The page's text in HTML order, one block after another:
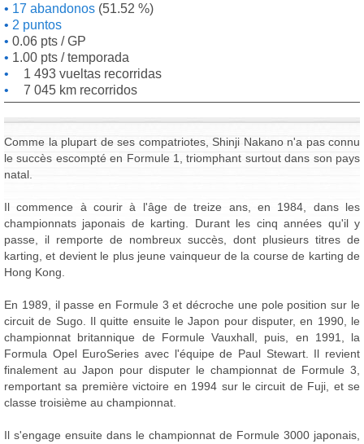
17 abandonos (51.52 %)
2 puntos
0.06 pts / GP
1.00 pts / temporada
1 493 vueltas recorridas
7 045 km recorridos
Comme la plupart de ses compatriotes, Shinji Nakano n'a pas connu
le succès escompté en Formule 1, triomphant surtout dans son pays
natal.
Il commence à courir à l'âge de treize ans, en 1984, dans les
championnats japonais de karting. Durant les cinq années qu'il y
passe, il remporte de nombreux succès, dont plusieurs titres de
karting, et devient le plus jeune vainqueur de la course de karting de
Hong Kong.
En 1989, il passe en Formule 3 et décroche une pole position sur le
circuit de Sugo. Il quitte ensuite le Japon pour disputer, en 1990, le
championnat britannique de Formule Vauxhall, puis, en 1991, la
Formula Opel EuroSeries avec l'équipe de Paul Stewart. Il revient
finalement au Japon pour disputer le championnat de Formule 3,
remportant sa première victoire en 1994 sur le circuit de Fuji, et se
classe troisième au championnat.
Il s'engage ensuite dans le championnat de Formule 3000 japonais,